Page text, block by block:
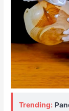
Trending: